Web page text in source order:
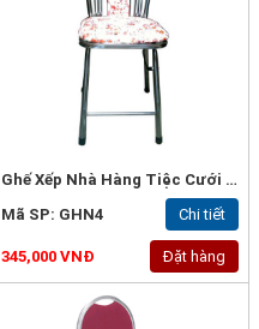
Ghế Xếp Nhà Hàng Tiệc Cưới , Inox Bọc Nệm - GHN4
Mã SP: GHN4
Chi tiết
345,000 VNĐ Đặt hàng